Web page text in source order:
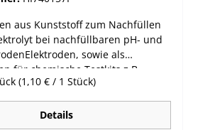
aus Kunststoff zum Nachfüllen
bei nachfüllbaren pH- und
sowie als
für chemische Testkits z.B.
Packung mit 20 Stück.
(1,10 € / 1 Stück)
Details